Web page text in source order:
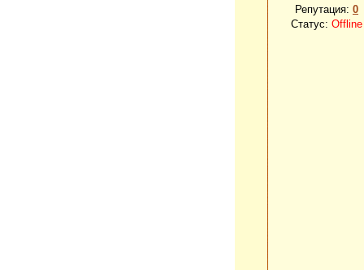
Репутация: 0
Статус: Offline